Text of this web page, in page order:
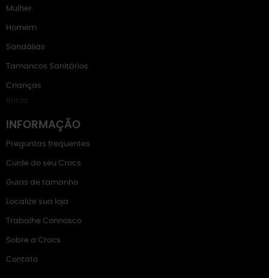
Mulher
Homem
Sandálias
Tamancos Sanitários
Crianças
Botas
INFORMAÇÃO
Preguntas frequentes
Cuide do seu Crocs
Guias de tamanho
Localize sua loja
Trabalhe Connosco
Sobre a Crocs
Contato